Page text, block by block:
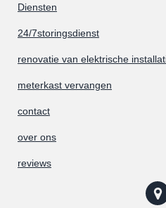
Diensten
24/7storingsdienst
renovatie van elektrische
meterkast vervangen
contact
over ons
reviews